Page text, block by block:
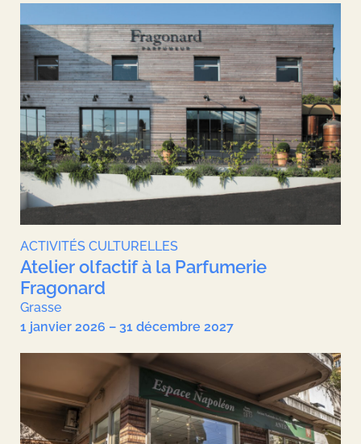
ACTIVITÉS CULTURELLES
Atelier olfactif à la Parfumerie
Fragonard
Grasse
1 janvier 2026 – 31 décembre 2027